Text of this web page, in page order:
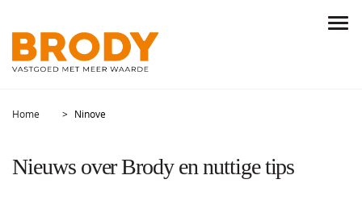
Home Ninove
Nieuws over Brody en nuttige tips